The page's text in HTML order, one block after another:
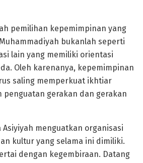
pemilihan kepemimpinan yang
bukanlah seperti
lain yang memiliki orientasi
Oleh karenanya, kepemimpinan
saling memperkuat ikhtiar
penguatan gerakan dan gerakan
Asiyiyah menguatkan organisasi
kultur yang selama ini dimiliki.
dengan kegembiraan. Datang